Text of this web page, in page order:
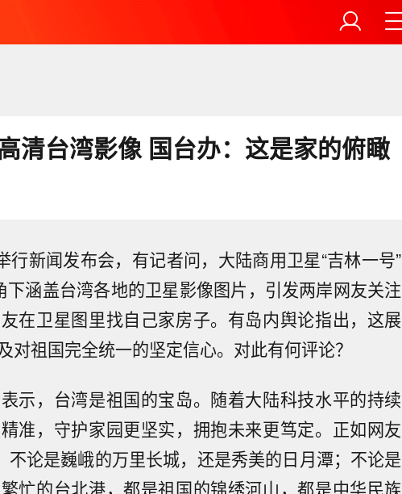
清台湾影像 国台办：这是家的俯瞰
行新闻发布会，有记者问，大陆商用卫星“吉林一号”
下涵盖台湾各地的卫星影像图片，引发两岸网友关注
在卫星图里找自己家房子。有岛内舆论指出，这展
对祖国完全统一的坚定信心。对此有何评论？
示，台湾是祖国的宝岛。随着大陆科技水平的持续
准，守护家园更坚实，拥抱未来更笃定。正如网友
不论是巍峨的万里长城，还是秀美的日月潭；不论是
忙的台北港，都是祖国的锦绣河山，都是中华民族